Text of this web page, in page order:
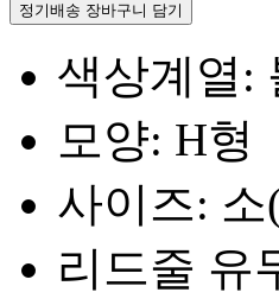
정기배송 장바구니 담기
색상계열:
모양: H형
사이즈: 소
리드줄 유